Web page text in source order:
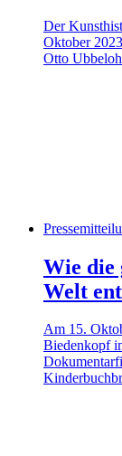
Der
Oktober
Otto
Wie die
Welt
Am 15.
Biedenkopf